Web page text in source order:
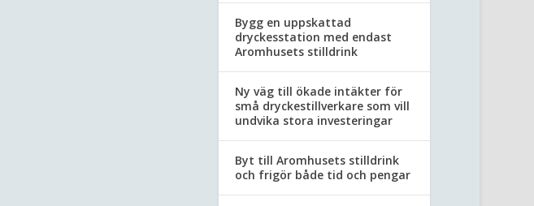
Bygg en uppskattad
dryckesstation med endast
Aromhusets stilldrink
Ny väg till ökade intäkter för
små dryckestillverkare som vill
undvika stora investeringar
Byt till Aromhusets stilldrink
och frigör både tid och pengar